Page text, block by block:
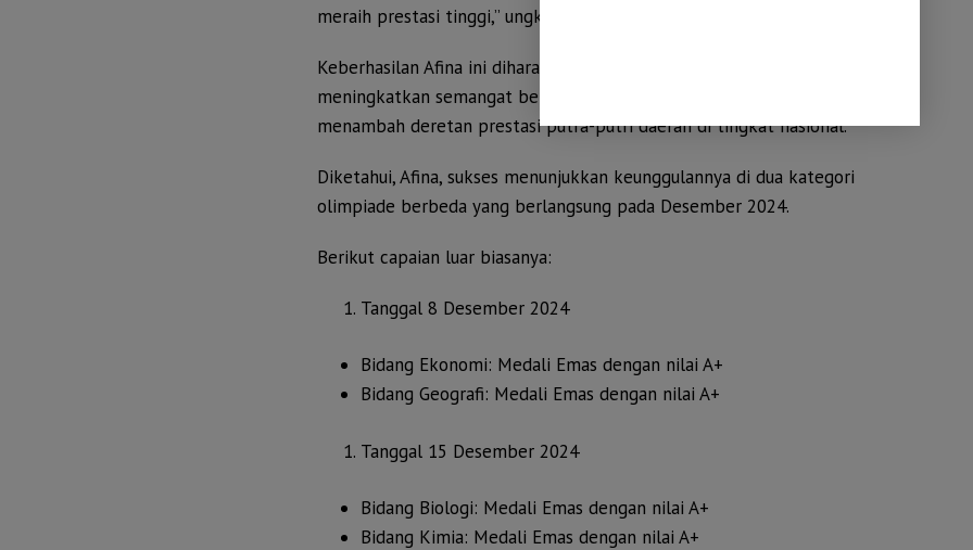
meraih prestasi tinggi,” ungkap Afina.
Keberhasilan Afina ini diharapkan menjadi momentum penting dalam
meningkatkan semangat belajar siswa di Kabupaten Tanggamus serta
menambah deretan prestasi putra-putri daerah di tingkat nasional.
Diketahui, Afina, sukses menunjukkan keunggulannya di dua kategori
olimpiade berbeda yang berlangsung pada Desember 2024.
Berikut capaian luar biasanya:
Tanggal 8 Desember 2024
Bidang Ekonomi: Medali Emas dengan nilai A+
Bidang Geografi: Medali Emas dengan nilai A+
Tanggal 15 Desember 2024
Bidang Biologi: Medali Emas dengan nilai A+
Bidang Kimia: Medali Emas dengan nilai A+